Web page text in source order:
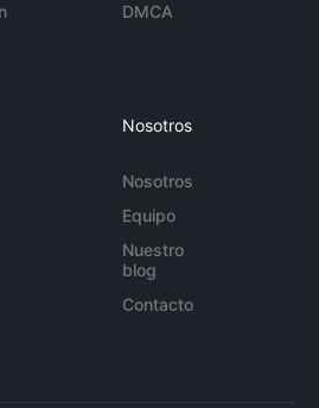
DMCA
Nosotros
Nosotros
Equipo
Nuestro
blog
Contacto